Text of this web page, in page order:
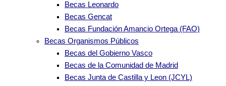
Becas Leonardo
Becas Gencat
Becas Fundación Amancio Ortega (FAO)
Becas Organismos Públicos
Becas del Gobierno Vasco
Becas de la Comunidad de Madrid
Becas Junta de Castilla y Leon (JCYL)